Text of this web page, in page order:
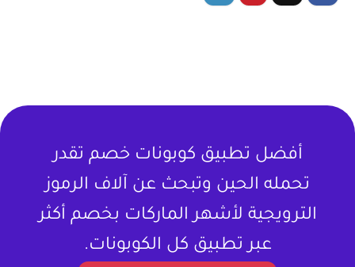
أفضل تطبيق كوبونات خصم تقدر
تحمله الحين وتبحث عن آلاف الرموز
الترويجية لأشهر الماركات بخصم أكثر
عبر تطبيق كل الكوبونات.